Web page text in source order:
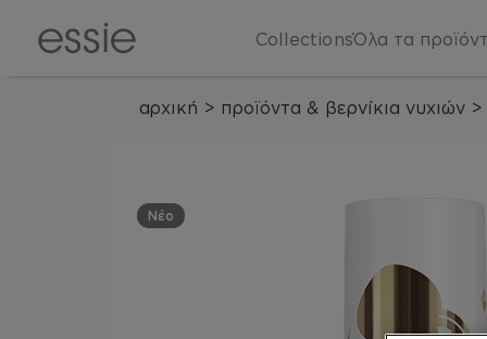
CollectionsΌλα τα
αρχική > προϊόντα & βερνίκια νυχιών >
Νέο